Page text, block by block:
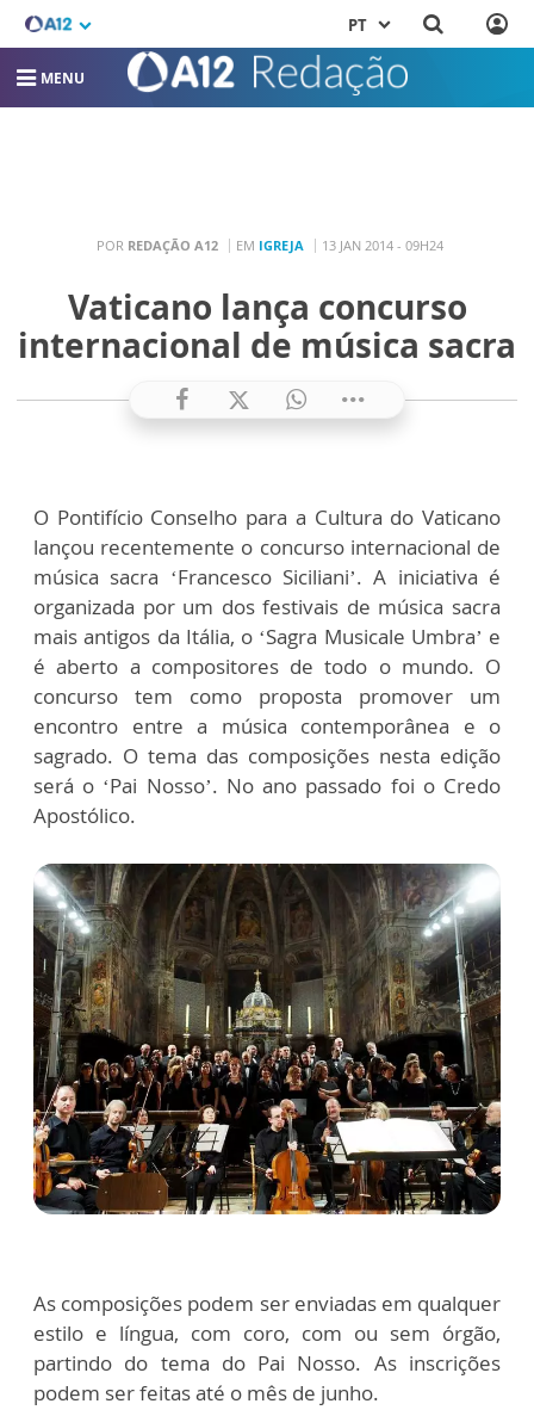
PT
MENU
POR REDAÇÃO A12 EM IGREJA 13 JAN 2014 - 09H24
Vaticano lança concurso
internacional de música sacra
O Pontifício Conselho para a Cultura do Vaticano
lançou recentemente o concurso internacional de
música sacra ‘Francesco Siciliani’. A iniciativa é
organizada por um dos festivais de música sacra
mais antigos da Itália, o ‘Sagra Musicale Umbra’ e
é aberto a compositores de todo o mundo. O
concurso tem como proposta promover um
encontro entre a música contemporânea e o
sagrado. O tema das composições nesta edição
será o ‘Pai Nosso’. No ano passado foi o Credo
Apostólico.
As composições podem ser enviadas em qualquer
estilo e língua, com coro, com ou sem órgão,
partindo do tema do Pai Nosso. As inscrições
podem ser feitas até o mês de junho.